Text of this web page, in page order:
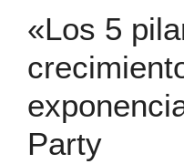
«Los 5
Party